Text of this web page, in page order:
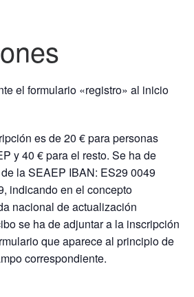
el formulario «registro» al inicio
es de 20 € para personas
y 40 € para el resto. Se ha de
la SEAEP IBAN: ES29 0049
indicando en el concepto
nacional de actualización
se ha de adjuntar a la inscripción
que aparece al principio de
correspondiente.